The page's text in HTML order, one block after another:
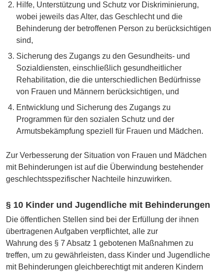
Hilfe, Unterstützung und Schutz vor Diskriminierung,
wobei jeweils das Alter, das Geschlecht und die
Behinderung der betroffenen Person zu berücksichtigen
sind,
Sicherung des Zugangs zu den Gesundheits- und
Sozialdiensten, einschließlich gesundheitlicher
Rehabilitation, die die unterschiedlichen Bedürfnisse
von Frauen und Männern berücksichtigen, und
Entwicklung und Sicherung des Zugangs zu
Programmen für den sozialen Schutz und der
Armutsbekämpfung speziell für Frauen und Mädchen.
Zur Verbesserung der Situation von Frauen und Mädchen
mit Behinderungen ist auf die Überwindung bestehender
geschlechtsspezifischer Nachteile hinzuwirken.
§ 10 Kinder und Jugendliche mit Behinderungen
Die öffentlichen Stellen sind bei der Erfüllung der ihnen
übertragenen Aufgaben verpflichtet, alle zur
Wahrung des § 7 Absatz 1 gebotenen Maßnahmen zu
treffen, um zu gewährleisten, dass Kinder und Jugendliche
mit Behinderungen gleichberechtigt mit anderen Kindern